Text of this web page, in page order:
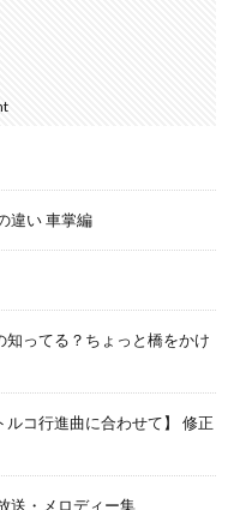
違い 車掌編
ってる？ちょっと橋をかけ
コ行進曲に合わせて】 修正
送・メロディー集